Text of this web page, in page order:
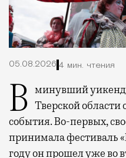
05.08.2026 4 мин. чтения
В минувший уикенд маленькая Старица в Тверской области
события. Во-первых,
принимала фестиваль
году он прошел уже во